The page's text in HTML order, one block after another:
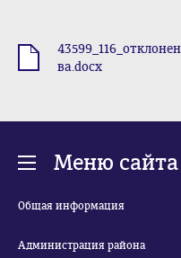
ва.docx
Меню сайта
Общая информация
Администрация района